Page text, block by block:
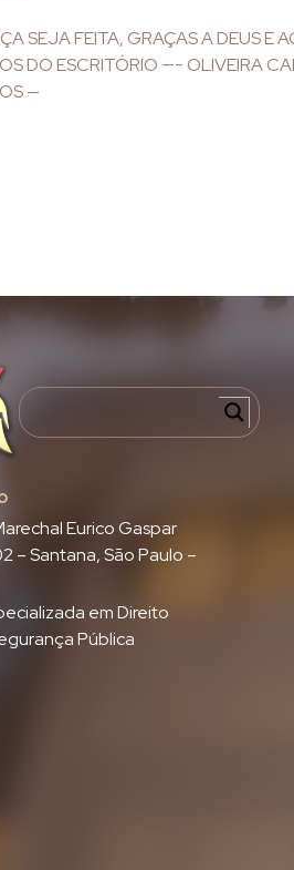
SEJA FEITA, GRAÇAS A DEUS E
DO ESCRITÓRIO —- OLIVEIRA
—
Eurico Gaspar
– Santana, São Paulo –
em Direito
Pública